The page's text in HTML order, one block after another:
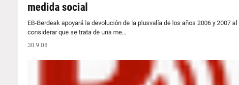
medida social
EB-Berdeak apoyará la devolución de la plusvalía de los años 2006 y 2007 al
considerar que se trata de una me…
30.9.08